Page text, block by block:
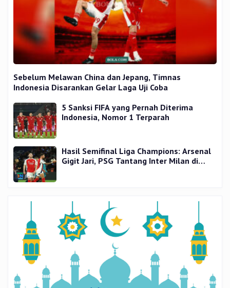
Sebelum Melawan China dan Jepang, Timnas
Indonesia Disarankan Gelar Laga Uji Coba
5 Sanksi FIFA yang Pernah Diterima
Indonesia, Nomor 1 Terparah
Hasil Semifinal Liga Champions: Arsenal
Gigit Jari, PSG Tantang Inter Milan di